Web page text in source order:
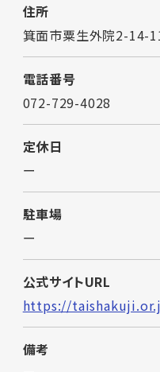
住所
箕面市粟生外院2-14-
電話番号
072-729-4028
定休日
ー
駐車場
ー
公式サイトURL
https://
備考